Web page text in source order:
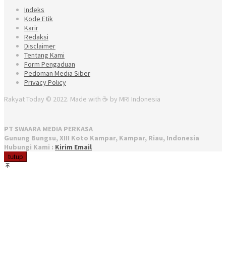
Indeks
Kode Etik
Karir
Redaksi
Disclaimer
Tentang Kami
Form Pengaduan
Pedoman Media Siber
Privacy Policy
Rakyat Today © 2022. Made with ☕ by MRI Indonesia
PT SWAARA MEDIA PERKASA
Gunung Bungsu, XIII Koto Kampar, Kampar, Riau, Indonesia
Hubungi Kami : Kirim Email
tutup